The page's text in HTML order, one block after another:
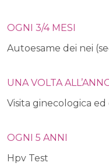
OGNI 3/4 MESI
Autoesame dei nei
UNA VOLTA
Visita ginecologica
OGNI 5 ANNI
Hpv Test